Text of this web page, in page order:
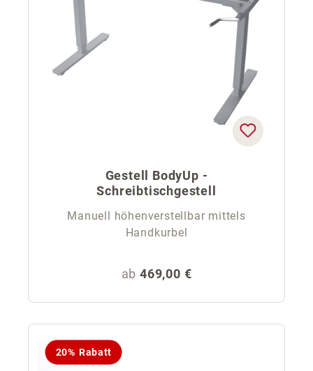
Gestell BodyUp -
Schreibtischgestell
Manuell höhenverstellbar mittels
Handkurbel
Regulärer Preis:
ab 469,00 €
20% Rabatt